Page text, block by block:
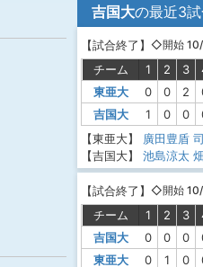
吉国大の最近3
【試合終了】 ◇開始 10/
チーム
1 2 3
東亜大
0 0 2
吉国大
1 0 0
【東亜大】
廣田豊盾
【吉国大】
池島涼太
【試合終了】 ◇開始
チーム
1 2 3
吉国大
0 0 0
東亜大
0 1 0